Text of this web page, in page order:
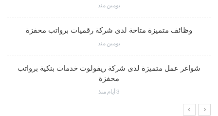
يومين منذ
وظائف متميزة متاحة لدى شركة رقميات برواتب محفزة
يومين منذ
شواغر عمل متميزة لدى شركة ريفولوت خدمات بنكية برواتب
محفزة
3 أيام منذ